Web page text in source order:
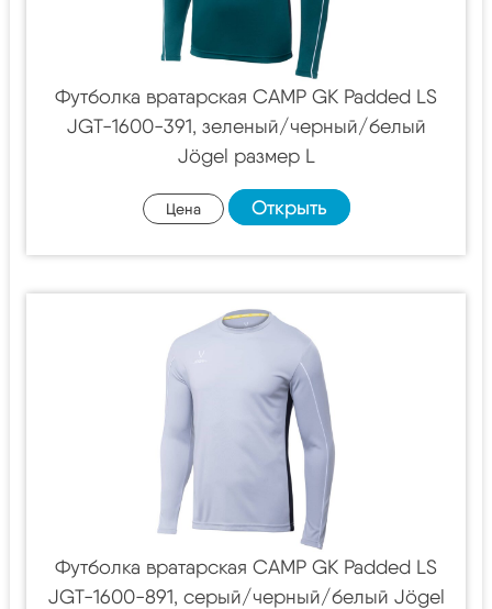
Футболка вратарская CAMP GK Padded LS
JGT-1600-391, зеленый/черный/белый
Jögel размер L
Цена Открыть
Футболка вратарская CAMP GK Padded LS
JGT-1600-891, серый/черный/белый Jögel